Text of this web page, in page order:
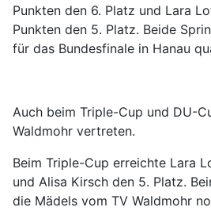
Punkten den 6. Platz und Lara
Punkten den 5. Platz. Beide
für das Bundesfinale in Hanau
Auch beim Triple-Cup und DU-
Waldmohr vertreten.
Beim Triple-Cup erreichte Lara
und Alisa Kirsch den 5. Platz.
die Mädels vom TV Waldmohr